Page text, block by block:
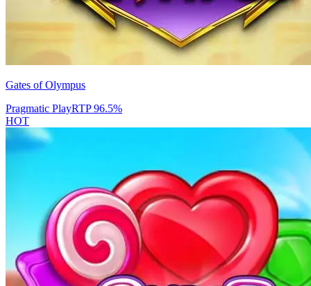
Gates of Olympus
Pragmatic PlayRTP96.5%
HOT